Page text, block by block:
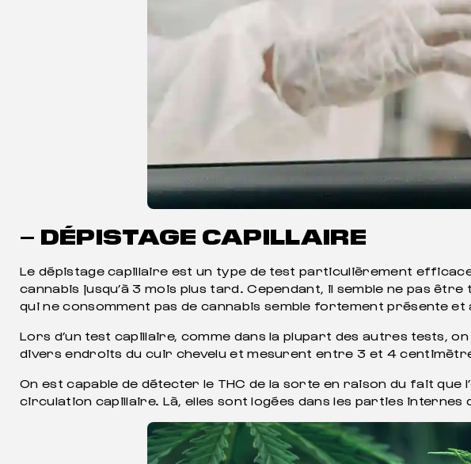
– DÉPISTAGE CAPILLAIRE
Le dépistage capillaire est un type de test particulièrement
cannabis jusqu’à 3 mois plus tard. Cependant, il semble ne pas
qui ne consomment pas de cannabis semble fortement présente et
Lors d’un test capillaire, comme dans la plupart des autres tests,
divers endroits du cuir chevelu et mesurent entre 3 et 4
On est capable de détecter le THC de la sorte en raison du fait
circulation capillaire. Là, elles sont logées dans les parties internes